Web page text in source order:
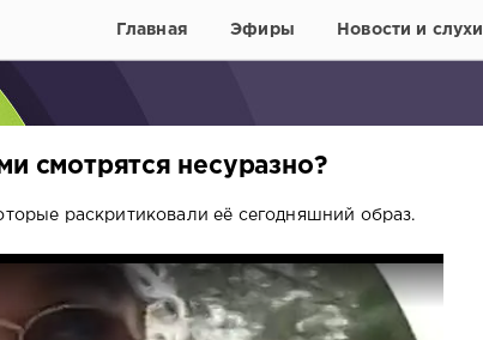
Главная Эфиры Новости и слухи
смотрятся несуразно?
раскритиковали её сегодняшний образ.